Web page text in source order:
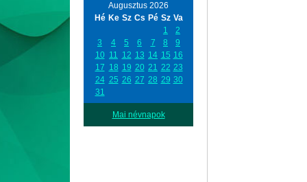
Augusztus 2026
Hé Ke Sz Cs Pé Sz Va
1
2
3
4 5 6 7 8
9
10 11 12 13 14 15 16
17 18 19 20 21 22 23
24 25 26 27 28 29 30
31
Mai névnapok